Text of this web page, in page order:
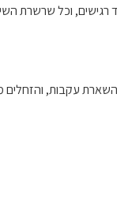
וכל שרשרת
השארת עקבות,